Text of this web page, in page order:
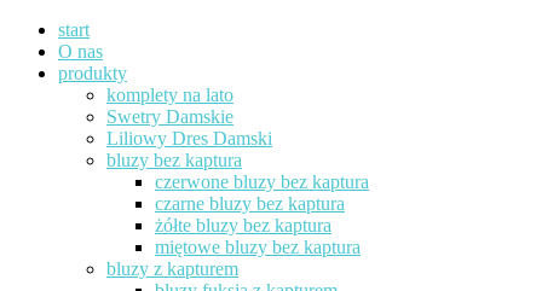
start
O nas
produkty
komplety na lato
Swetry Damskie
Liliowy Dres Damski
bluzy bez kaptura
czerwone bluzy bez kaptura
czarne bluzy bez kaptura
żółte bluzy bez kaptura
miętowe bluzy bez kaptura
bluzy z kapturem